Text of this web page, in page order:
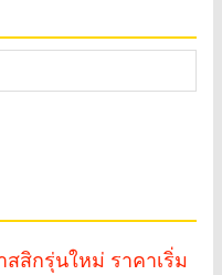
สสิกรุ่นใหม่ ราคาเริ่ม